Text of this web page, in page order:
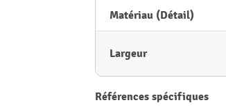
Matériau (Détail)
Largeur
Références spécifiques